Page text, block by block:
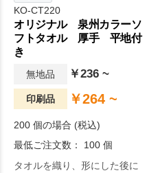
KO-CT220
オリジナル 泉州カラーソ
フトタオル 厚手 平地付
き
無地品 ￥236 ~
印刷品 ￥264 ~
200 個の場合 (税込)
最低ご注文数： 100 個
タオルを織り、形にした後に